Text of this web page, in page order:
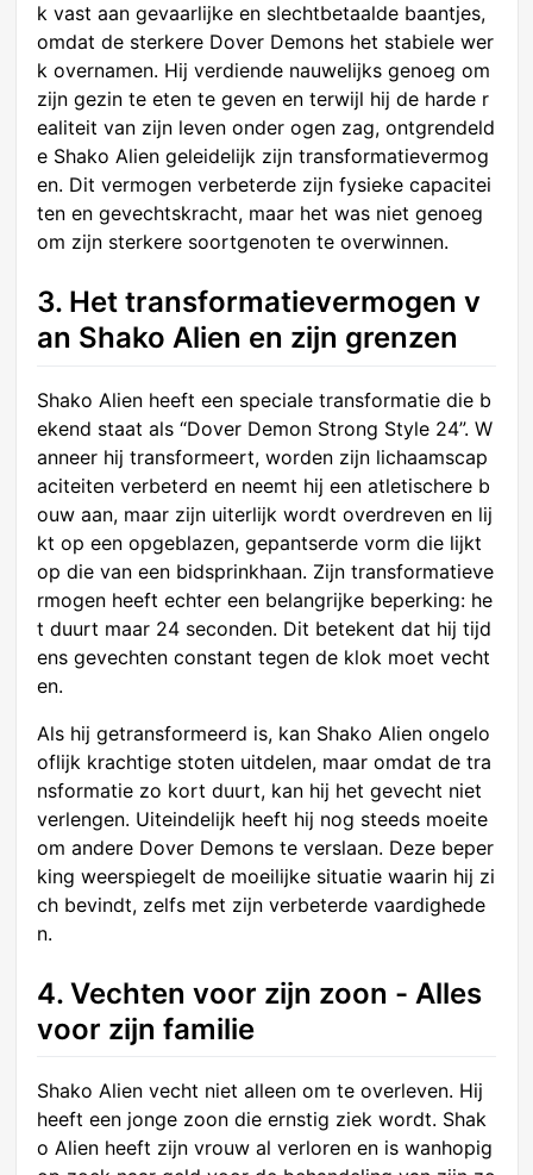
k vast aan gevaarlijke en slechtbetaalde baantjes,
omdat de sterkere Dover Demons het stabiele wer
k overnamen. Hij verdiende nauwelijks genoeg om
zijn gezin te eten te geven en terwijl hij de harde r
ealiteit van zijn leven onder ogen zag, ontgrendeld
e Shako Alien geleidelijk zijn transformatievermog
en. Dit vermogen verbeterde zijn fysieke capacitei
ten en gevechtskracht, maar het was niet genoeg
om zijn sterkere soortgenoten te overwinnen.
3. Het transformatievermogen v
an Shako Alien en zijn grenzen
Shako Alien heeft een speciale transformatie die b
ekend staat als “Dover Demon Strong Style 24”. W
anneer hij transformeert, worden zijn lichaamscap
aciteiten verbeterd en neemt hij een atletischere b
ouw aan, maar zijn uiterlijk wordt overdreven en lij
kt op een opgeblazen, gepantserde vorm die lijkt
op die van een bidsprinkhaan. Zijn transformatieve
rmogen heeft echter een belangrijke beperking: he
t duurt maar 24 seconden. Dit betekent dat hij tijd
ens gevechten constant tegen de klok moet vecht
en.
Als hij getransformeerd is, kan Shako Alien ongelo
oflijk krachtige stoten uitdelen, maar omdat de tra
nsformatie zo kort duurt, kan hij het gevecht niet
verlengen. Uiteindelijk heeft hij nog steeds moeite
om andere Dover Demons te verslaan. Deze beper
king weerspiegelt de moeilijke situatie waarin hij zi
ch bevindt, zelfs met zijn verbeterde vaardighede
n.
4. Vechten voor zijn zoon - Alles
voor zijn familie
Shako Alien vecht niet alleen om te overleven. Hij
heeft een jonge zoon die ernstig ziek wordt. Shak
o Alien heeft zijn vrouw al verloren en is wanhopig